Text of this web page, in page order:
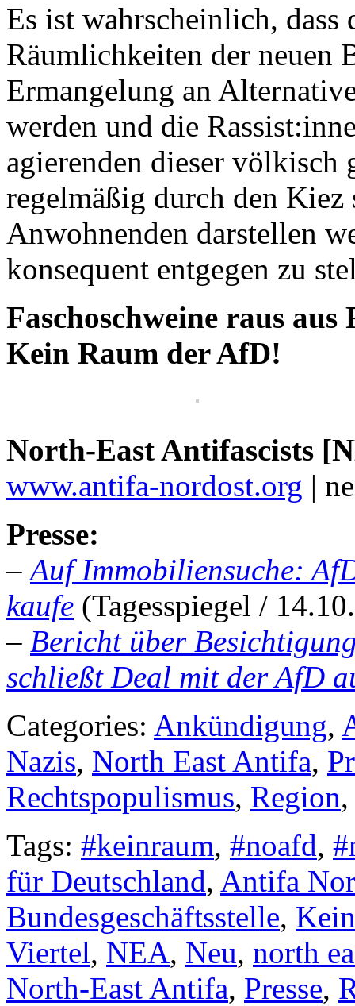
Es ist wahrscheinlich,
Räumlichkeiten der neuen
Ermangelung an
werden und die
agierenden dieser völkisch
regelmäßig durch den
Anwohnenden darstellen
konsequent entgegen zu
Faschoschweine raus
Kein Raum der AfD!
North-East Antifascists
www.antifa-nordost.org |
Presse:
–Auf Immobiliensuche:
kaufe (Tagesspiegel /
– Bericht über
schließt Deal mit der AfD
Categories: Ankündigung,
Nazis, North East Antifa,
Rechtspopulismus, Region
Tags: #keinraum, #noafd,
für Deutschland, Antifa
Bundesgeschäftsstelle,
Viertel, NEA, Neu, north
North-East Antifa, Presse,